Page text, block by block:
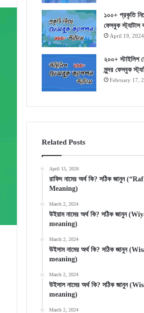
১০০+ প্রকৃতি
ফেসবুক স্ট্যাটাস
April 19, 2024
২০০+ স্টাইলিশ
সুন্দর ফেসবুক
February 17,
Related Posts
April 15, 2026
রাফিদ নামের অর্থ কি? সঠিক জানুন
Meaning)
March 2, 2024
উইয়াম নামের অর্থ কি? সঠিক জানুন
meaning)
March 2, 2024
উইসাম নামের অর্থ কি? সঠিক জানুন
meaning)
March 2, 2024
উইসাল নামের অর্থ কি? সঠিক জানুন
meaning)
March 2, 2024